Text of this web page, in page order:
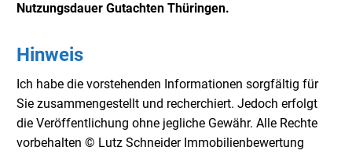
Nutzungsdauer Gutachten Thüringen.
Hinweis
Ich habe die vorstehenden Informationen sorgfältig für
Sie zusammengestellt und recherchiert. Jedoch erfolgt
die Veröffentlichung ohne jegliche Gewähr. Alle Rechte
vorbehalten © Lutz Schneider Immobilienbewertung